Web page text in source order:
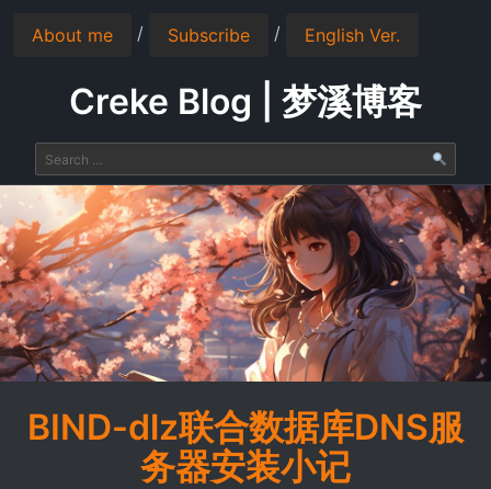
About me / Subscribe / English Ver.
Creke Blog | 梦溪博客
BIND-dlz联合数据库DNS服
务器安装小记